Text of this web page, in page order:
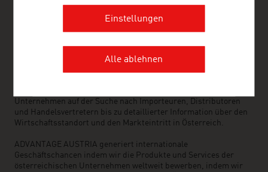
ADVANTAGE AUSTRIA, mit einem weltweiten Netz von rund 100
Stützpunkten in über 70 Ländern, bietet österreichischen
unterstützen Sie dabei die richtigen Lieferanten und
Geschäftspartner aus Österreich zu finden. Wir organisieren
Unternehmen auf der Suche nach Importeuren, Distributoren
und Handelsvertretern bis zu detaillierter Information über den
Wirtschaftsstandort und den Markteintritt in Österreich.
ADVANTAGE AUSTRIA generiert internationale
Geschäftschancen indem wir die Produkte und Services der
österreichischen Unternehmen weltweit bewerben, indem wir
Einstellungen
Alle ablehnen